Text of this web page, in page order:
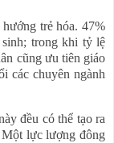
trẻ hóa. 47%
trong khi tỷ lệ
cũng ưu tiên giáo
các chuyên ngành
đều có thể tạo ra
lực lượng đông